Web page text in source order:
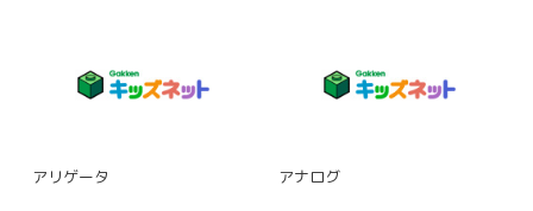
アリゲータ アナログ